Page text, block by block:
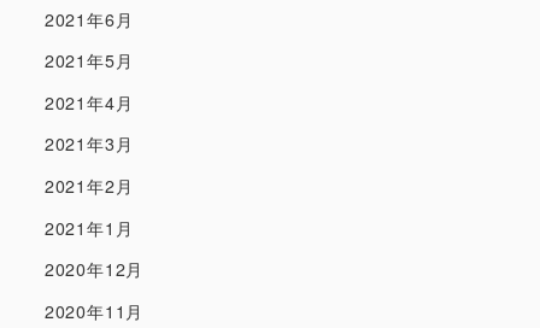
2021年6月
2021年5月
2021年4月
2021年3月
2021年2月
2021年1月
2020年12月
2020年11月